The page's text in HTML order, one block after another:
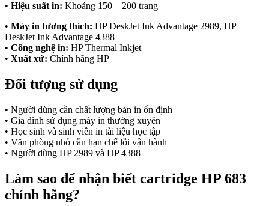
• Hiệu suất in: Khoảng 150 – 200 trang
• Máy in tương thích: HP DeskJet Ink Advantage 2989, HP
DeskJet Ink Advantage 4388
• Công nghệ in: HP Thermal Inkjet
• Xuất xứ: Chính hãng HP
Đối tượng sử dụng
• Người dùng cần chất lượng bản in ổn định
• Gia đình sử dụng máy in thường xuyên
• Học sinh và sinh viên in tài liệu học tập
• Văn phòng nhỏ cần hạn chế lỗi vận hành
• Người dùng HP 2989 và HP 4388
Làm sao để nhận biết cartridge HP 683
chính hãng?